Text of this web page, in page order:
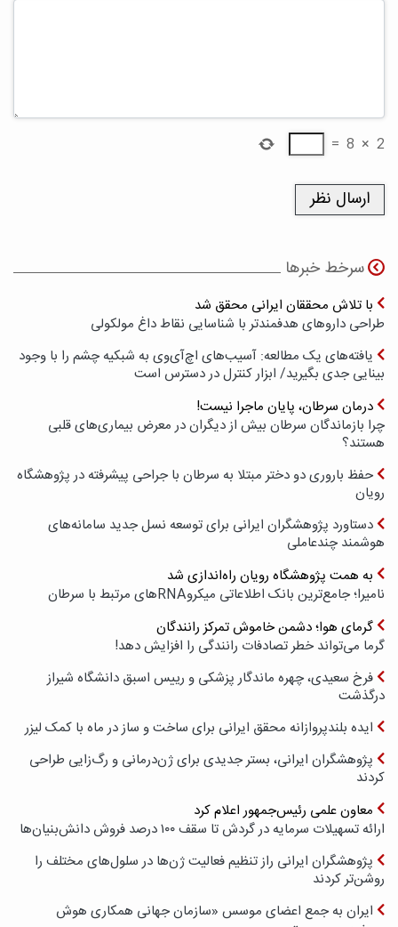
2
×
8
=
سرخط خبرها
با تلاش محققان ایرانی محقق شد
طراحی داروهای هدفمندتر با شناسایی نقاط داغ مولکولی
یافته‌های یک مطالعه: آسیب‌های اچ‌آی‌وی به شبکیه چشم را با وجود
بینایی جدی بگیرید/ ابزار کنترل در دسترس است
درمان سرطان، پایان ماجرا نیست!
چرا بازماندگان سرطان بیش از دیگران در معرض بیماری‌های قلبی
هستند؟
حفظ باروری دو دختر مبتلا به سرطان با جراحی پیشرفته در پژوهشگاه
رویان
دستاورد پژوهشگران ایرانی برای توسعه نسل جدید سامانه‌های
هوشمند چندعاملی
به همت پژوهشگاه رویان راه‌اندازی شد
نامیرا؛ جامع‌ترین بانک اطلاعاتی میکروRNAهای مرتبط با سرطان
گرمای هوا؛ دشمن خاموش تمرکز رانندگان
گرما می‌تواند خطر تصادفات رانندگی را افزایش دهد!
فرخ سعیدی، چهره ماندگار پزشکی و رییس اسبق دانشگاه شیراز
درگذشت
ایده بلندپروازانه محقق ایرانی برای ساخت و ساز در ماه با کمک لیزر
پژوهشگران ایرانی، بستر جدیدی برای ژن‌درمانی و رگ‌زایی طراحی
کردند
معاون علمی رئیس‌جمهور اعلام کرد
ارائه تسهیلات سرمایه در گردش تا سقف ۱۰۰ درصد فروش دانش‌بنیان‌ها
پژوهشگران ایرانی راز تنظیم فعالیت ژن‌ها در سلول‌های مختلف را
روشن‌تر کردند
ایران به جمع اعضای موسس «سازمان جهانی همکاری هوش